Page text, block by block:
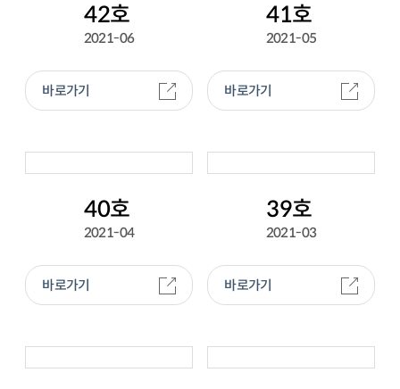
42호
2021-06
바로가기
41호
2021-05
바로가기
40호
2021-04
바로가기
39호
2021-03
바로가기